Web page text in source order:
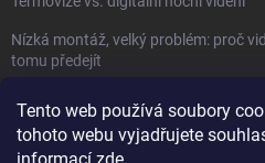
Tento web používá soubory
tohoto webu vyjadřujete
Nízká montáž, velký problém: proč
tomu předejít